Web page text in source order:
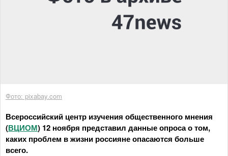
Фото: pixabay.com
Всероссийский центр изучения общественного мнения
(ВЦИОМ) 12 ноября представил данные опроса о том,
каких проблем в жизни россияне опасаются больше
всего.